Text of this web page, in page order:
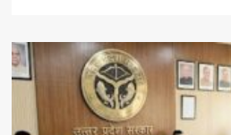
स्वास्थ्य
सेवाओं
में
सुधार
के
लिए